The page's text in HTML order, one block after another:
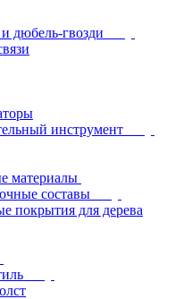
дюбель-гвозди
инструмент
материалы
составы
покрытия для дерева